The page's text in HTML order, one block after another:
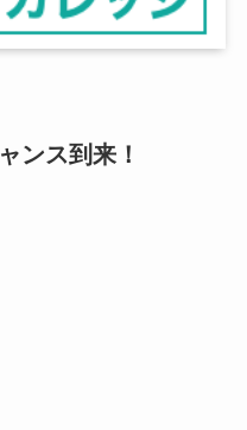
ンス到来！